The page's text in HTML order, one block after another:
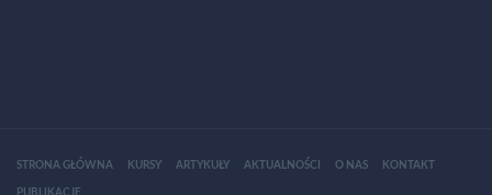
STRONA GŁÓWNA KURSY ARTYKUŁY AKTUALNOŚCI O NAS KONTAKT
PUBLIKACJE